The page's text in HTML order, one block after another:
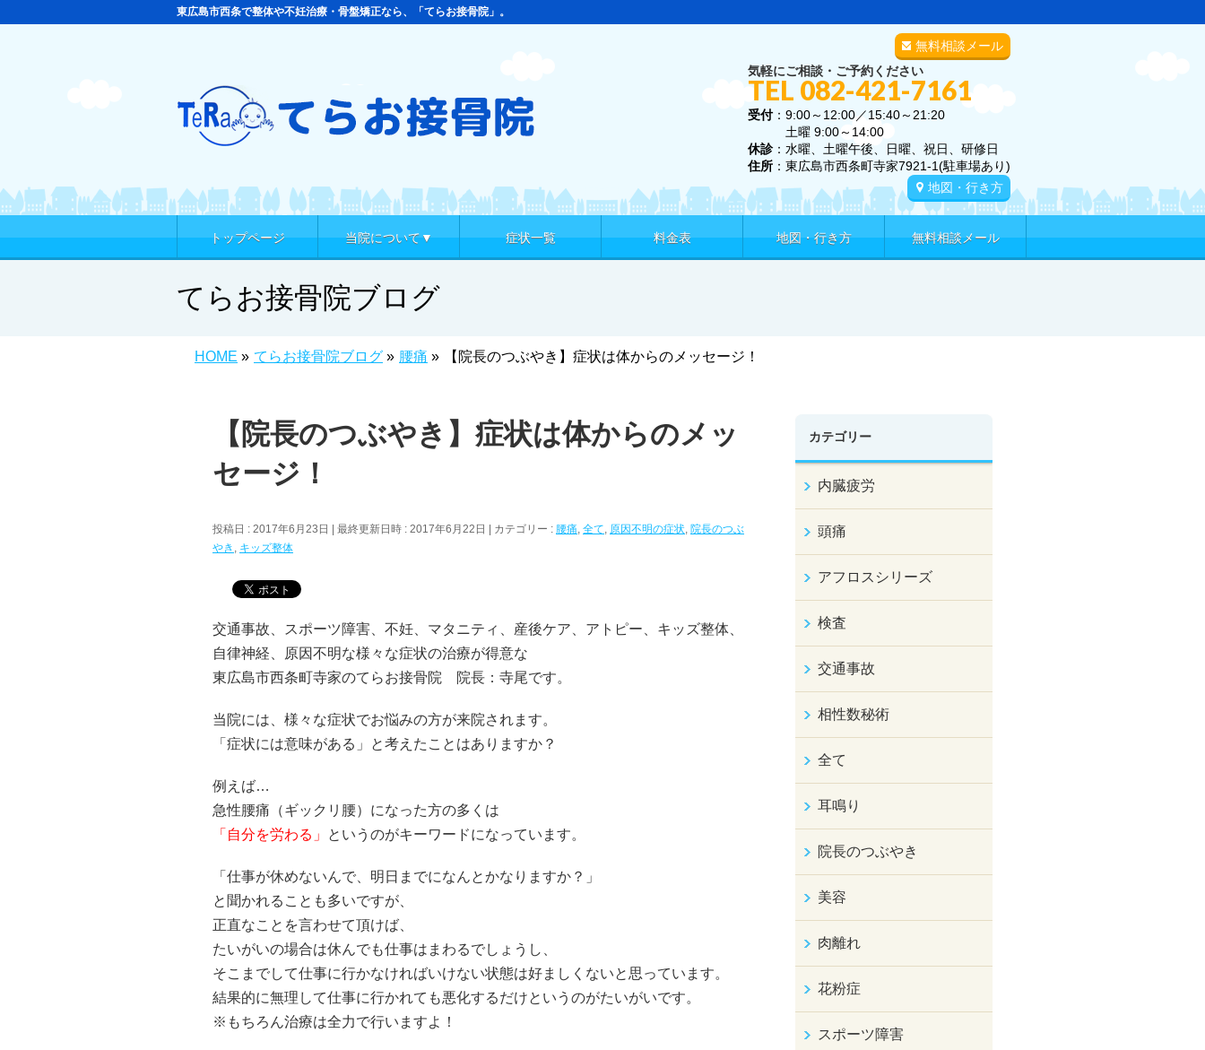
東広島市西条で整体や不妊治療・骨盤矯正なら、「てらお接骨院」。
無料相談メール
気軽にご相談・ご予約ください
TEL 082-421-7161
受付：9:00～12:00／15:40～21:20
土曜 9:00～14:00
休診：水曜、土曜午後、日曜、祝日、研修日
住所 ：東広島市西条町寺家7921-1(駐車場あり)
地図・行き方
トップページ 当院について▼ 症状一覧 料金表 地図・行き方 無料相談メール
てらお接骨院ブログ
HOME » てらお接骨院ブログ » 腰痛 » 【院長のつぶやき】症状は体からのメッセージ！
【院長のつぶやき】症状は体からのメッ
セージ！
投稿日 : 2017年6月23日 最終更新日時 : 2017年6月22日 カテゴリー : 腰痛, 全て, 原因不明の症状, 院長のつぶ
やき , キッズ整体
交通事故、スポーツ障害、不妊、マタニティ、産後ケア、アトピー、キッズ整体、
自律神経、原因不明な様々な症状の治療が得意な
東広島市西条町寺家のてらお接骨院 院長：寺尾です。
当院には、様々な症状でお悩みの方が来院されます。
「症状には意味がある」と考えたことはありますか？
例えば…
急性腰痛（ギックリ腰）になった方の多くは
「自分を労わる」
というのがキーワードになっています。
「仕事が休めないんで、明日までになんとかなりますか？」
と聞かれることも多いですが、
正直なことを言わせて頂けば、
たいがいの場合は休んでも仕事はまわるでしょうし、
そこまでして仕事に行かなければいけない状態は好ましくないと思っています。
結果的に無理して仕事に行かれても悪化するだけというのがたいがいです。
※もちろん治療は全力で行いますよ！
カテゴリー
内臓疲労
頭痛
アフロスシリーズ
検査
交通事故
相性数秘術
全て
耳鳴り
院長のつぶやき
美容
肉離れ
花粉症
スポーツ障害